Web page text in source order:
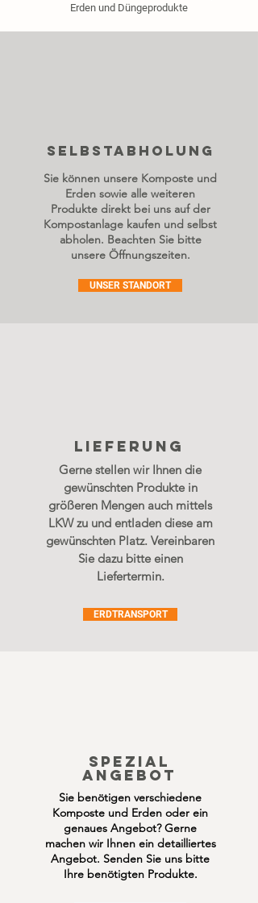
Erden und Düngeprodukte
selbstabholung
Sie können unsere Komposte und
Erden sowie alle weiteren
Produkte direkt bei uns auf der
Kompostanlage kaufen und selbst
abholen. Beachten Sie bitte
unsere Öffnungszeiten.
UNSER STANDORT
lIEFERUNG
Gerne stellen wir Ihnen die
gewünschten Produkte in
größeren Mengen auch mittels
LKW zu und entladen diese am
gewünschten Platz. Vereinbaren
Sie dazu bitte einen
Liefertermin.
ERDTRANSPORT
SPEZIAL
ANGEBOT
Sie benötigen verschiedene
Komposte und Erden oder ein
genaues Angebot? Gerne
machen wir Ihnen ein detailliertes
Angebot. Senden Sie uns bitte
Ihre benötigten Produkte.